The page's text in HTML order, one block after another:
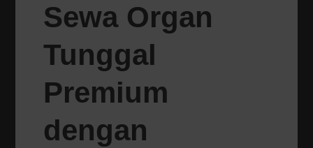
Sewa Organ
Tunggal
Premium
dengan